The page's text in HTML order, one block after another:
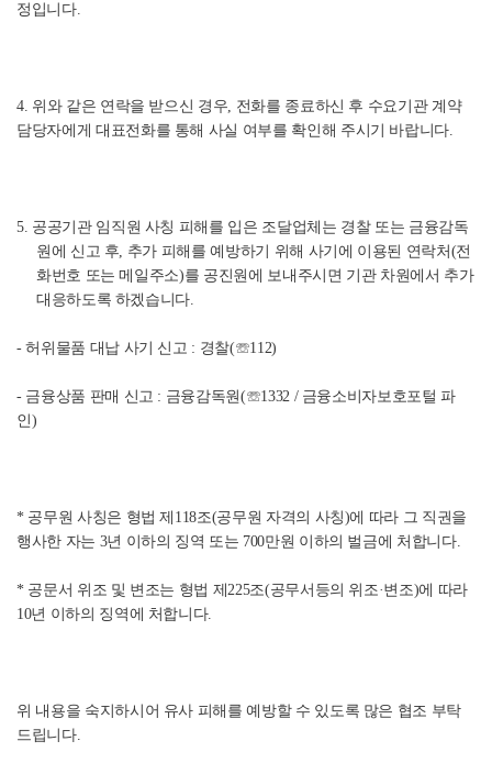
정입니다.
4. 위와 같은 연락을 받으신 경우, 전화를 종료하신 후 수요기관 계약
담당자에게 대표전화를 통해 사실 여부를 확인해 주시기 바랍니다.
5. 공공기관 임직원 사칭 피해를 입은 조달업체는 경찰 또는 금융감독
원에 신고 후, 추가 피해를 예방하기 위해 사기에 이용된 연락처(전
화번호 또는 메일주소)를 공진원에 보내주시면 기관 차원에서 추가
대응하도록 하겠습니다.
- 허위물품 대납 사기 신고 : 경찰(☏112)
- 금융상품 판매 신고 : 금융감독원(☏1332 / 금융소비자보호포털 파
인)
* 공무원 사칭은 형법 제118조(공무원 자격의 사칭)에 따라 그 직권을
행사한 자는 3년 이하의 징역 또는 700만원 이하의 벌금에 처합니다.
* 공문서 위조 및 변조는 형법 제225조(공무서등의 위조·변조)에 따라
10년 이하의 징역에 처합니다.
위 내용을 숙지하시어 유사 피해를 예방할 수 있도록 많은 협조 부탁
드립니다.